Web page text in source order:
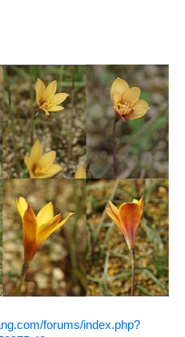
forums/index.php?